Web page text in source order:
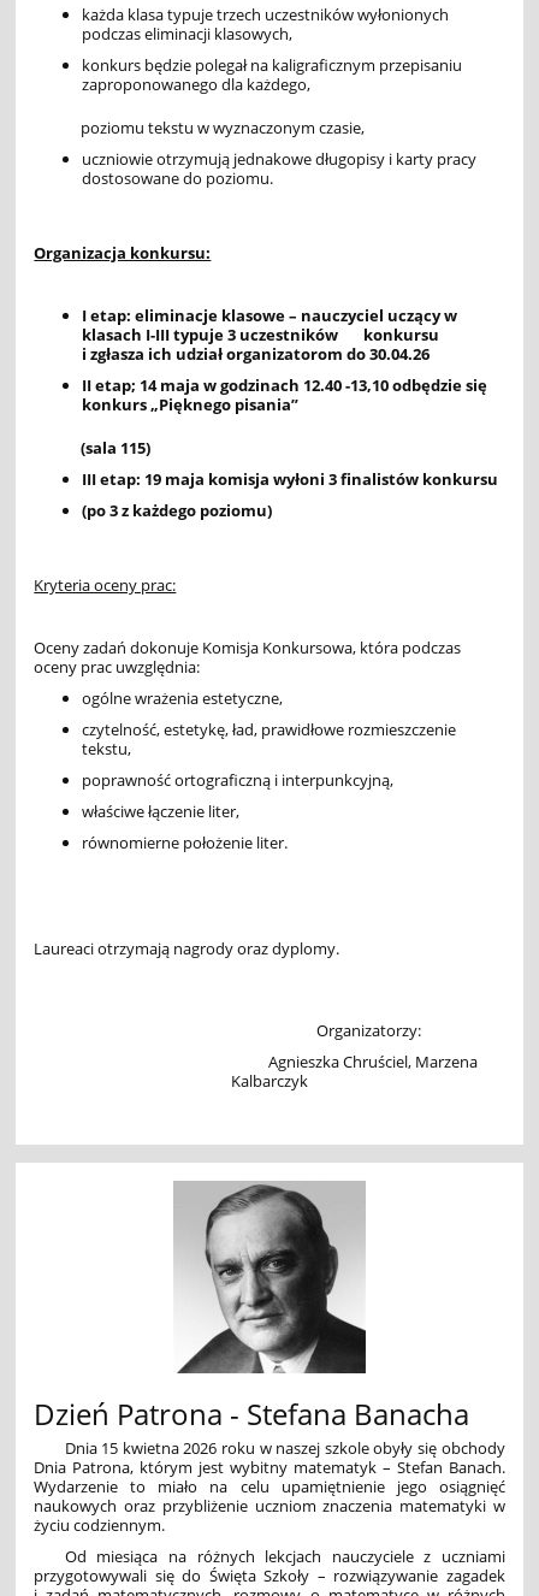
każda klasa typuje trzech uczestników wyłonionych
podczas eliminacji klasowych,
konkurs będzie polegał na kaligraficznym przepisaniu
zaproponowanego dla każdego,
poziomu tekstu w wyznaczonym czasie,
uczniowie otrzymują jednakowe długopisy i karty pracy
dostosowane do poziomu.
Organizacja konkursu:
I etap: eliminacje klasowe – nauczyciel uczący w
klasach I-III typuje 3 uczestników konkursu
i zgłasza ich udział organizatorom do 30.04.26
II etap; 14 maja w godzinach 12.40 -13,10 odbędzie się
konkurs „Pięknego pisania”
(sala 115)
III etap: 19 maja komisja wyłoni 3 finalistów konkursu
(po 3 z każdego poziomu)
Kryteria oceny prac:
Oceny zadań dokonuje Komisja Konkursowa, która podczas
oceny prac uwzględnia:
ogólne wrażenia estetyczne,
czytelność, estetykę, ład, prawidłowe rozmieszczenie
tekstu,
poprawność ortograficzną i interpunkcyjną,
właściwe łączenie liter,
równomierne położenie liter.
Laureaci otrzymają nagrody oraz dyplomy.
Organizatorzy:
Agnieszka Chruściel, Marzena
Kalbarczyk
Dzień Patrona - Stefana Banacha
Dnia 15 kwietna 2026 roku w naszej szkole obyły się obchody
Dnia Patrona, którym jest wybitny matematyk – Stefan Banach.
Wydarzenie to miało na celu upamiętnienie jego osiągnięć
naukowych oraz przybliżenie uczniom znaczenia matematyki w
życiu codziennym.
Od miesiąca na różnych lekcjach nauczyciele z uczniami
przygotowywali się do Święta Szkoły – rozwiązywanie zagadek